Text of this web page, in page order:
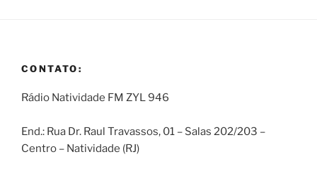
CONTATO:
Rádio Natividade FM ZYL 946
End.: Rua Dr. Raul Travassos, 01 – Salas 202/203 –
Centro – Natividade (RJ)